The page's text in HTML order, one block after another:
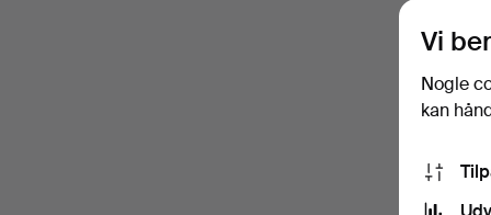
Vi
Nogle
kan